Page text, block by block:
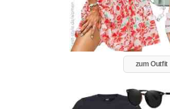
zum Outfit